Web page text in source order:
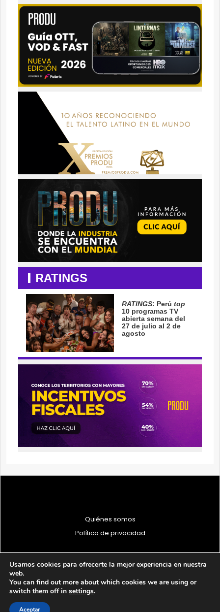
Quiénes somos
Política de privacidad
© 1997 - 2026 PRODU - Todos los derechos reservados
Usamos cookies para ofrecerte la mejor experiencia en nuestra
web.
You can find out more about which cookies we are using or
switch them off in settings.
Aceptar